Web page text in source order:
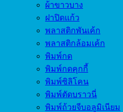
ผ้าขาวบาง
ฝาปิดแก้ว
พลาสติกพันเค้ก
พลาสติกล้อมเค้ก
พิมพ์กด
พิมพ์กดคุกกี้
พิมพ์ซิลิโคน
พิมพ์ตัดบราวนี่
พิมพ์ถ้วยจีบอลูมิเนียม